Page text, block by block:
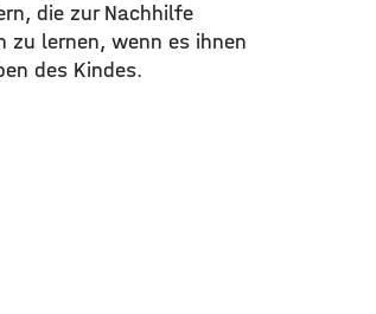
die zur Nachhilfe
lernen, wenn es ihnen
des Kindes.